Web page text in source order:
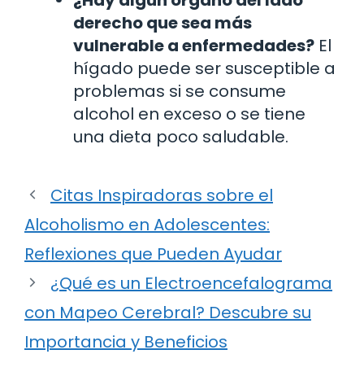
derecho que sea más
vulnerable a enfermedades? El
hígado puede ser susceptible a
problemas si se consume
alcohol en exceso o se tiene
una dieta poco saludable.
Citas Inspiradoras sobre el
Alcoholismo en Adolescentes:
Reflexiones que Pueden Ayudar
¿Qué es un Electroencefalograma
con Mapeo Cerebral? Descubre su
Importancia y Beneficios